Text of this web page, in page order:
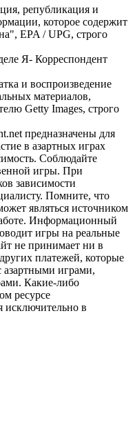
републикация и
которое содержит
EPA / UPG, строго
Я- Корреспондент
и воспроизведение
материалов,
Getty Images, строго
предназначены для
в азартных играх
Соблюдайте
игры. При
зависимости
Помните, что
являться источником
Информационный
игры на реальные
не принимает ни в
платежей, которые
азартными играми,
Какие-либо
ресурсе
исключительно в